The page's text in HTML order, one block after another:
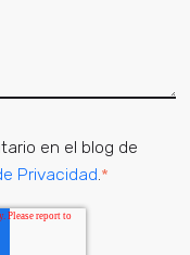
en el blog de
Privacidad.*